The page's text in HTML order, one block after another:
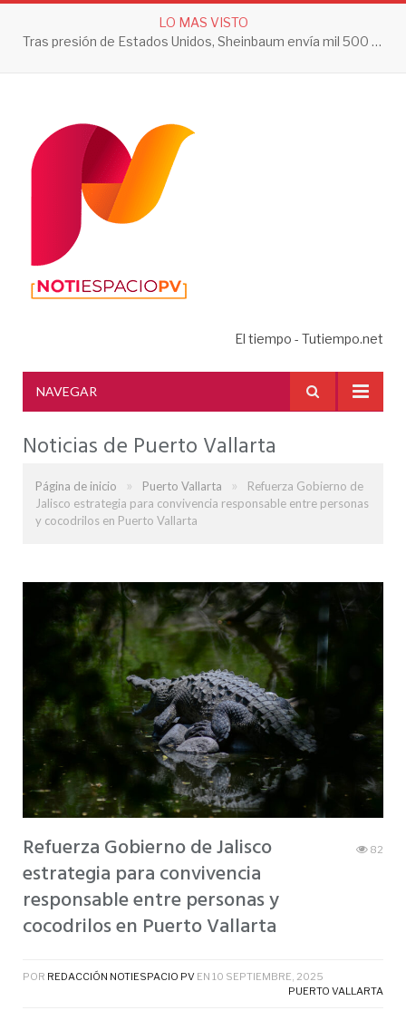
LO MAS VISTO
Tras presión de Estados Unidos, Sheinbaum envía mil 500 soldados a Michoacán
El tiempo - Tutiempo.net
NAVEGAR
Noticias de Puerto Vallarta
Página de inicio » Puerto Vallarta »
Refuerza Gobierno de
Jalisco estrategia para convivencia responsable entre personas
y cocodrilos en Puerto Vallarta
Refuerza Gobierno de Jalisco
estrategia para convivencia
responsable entre personas y
cocodrilos en Puerto Vallarta
82
POR REDACCIÓN NOTIESPACIO PV EN 10 SEPTIEMBRE, 2025
PUERTO VALLARTA